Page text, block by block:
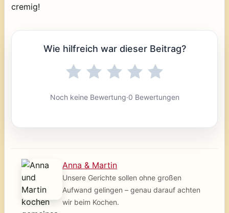
cremig!
Wie hilfreich war dieser Beitrag?
Noch keine Bewertung·0 Bewertungen
Anna & Martin
Unsere Gerichte sollen ohne großen
Aufwand gelingen – genau darauf achten
wir beim Kochen.